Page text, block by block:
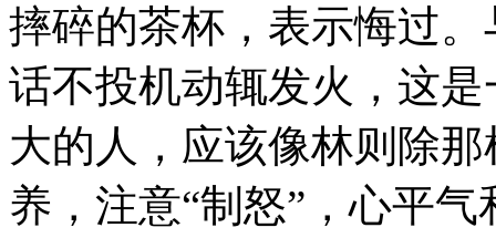
摔碎的茶杯，表示悔过
话不投机动辄发火，这
大的人，应该像林则除
养，注意“制怒”，心平